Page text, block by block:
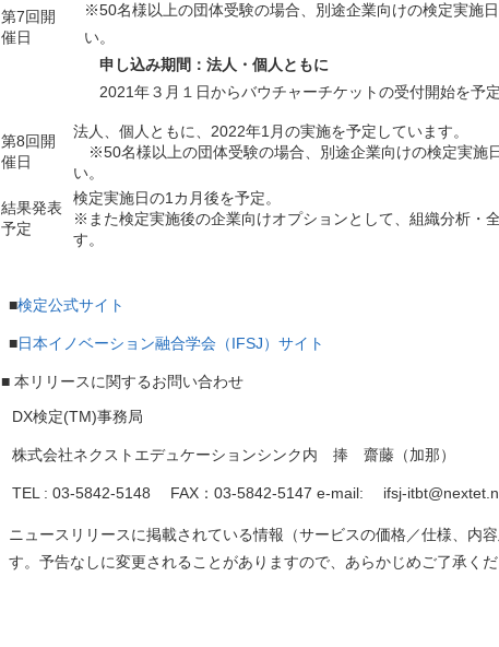
第7回開
催日
※50名様以上の団体受験の場合、別途企業向けの検定実施
い。
申し込み期間：法人・個人ともに
2021年３⽉１⽇からバウチャーチケットの受付開始を予定
第8回開
催日
法人、個人ともに、 2022年1 月の実施を予定しています。
※50名様以上の団体受験の場合、別途企業向けの検定実施
い。
結果発表
予定
検定実施日の1 カ月後を予定。
※また検定実施後の企業向けオプションとして、組織分析・
す。
■検定公式サイト
■日本イノベーション融合学会（IFSJ）サイト
■ 本リリースに関するお問い合わせ
DX検定(TM)事務局
株式会社ネクストエデュケーションシンク内 捧 齋藤（加那）
TEL : 03-5842-5148 FAX ： 03-5842-5147 e-mail: ifsj-
ニュースリリースに掲載されている情報（サービスの価格／仕様、内
す。予告なしに変更されることがありますので、あらかじめご了承くだ